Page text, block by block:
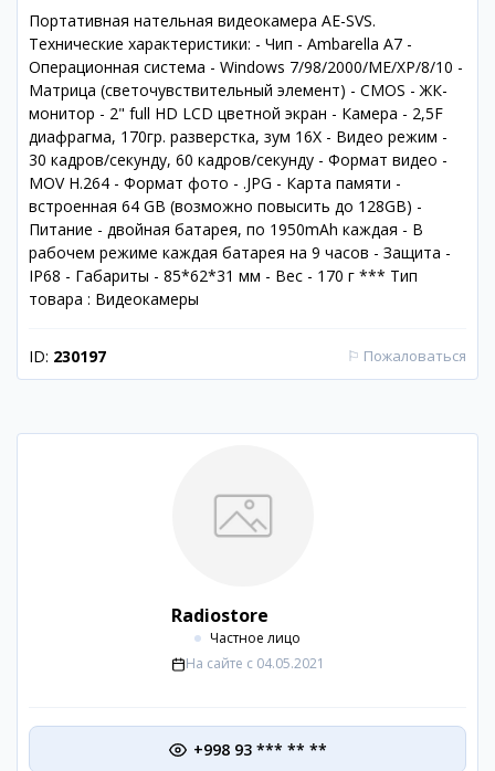
Портативная нательная видеокамера AE-SVS.
Технические характеристики: - Чип - Ambarella A7 -
Операционная система - Windows 7/98/2000/ME/XP/8/10 -
Матрица (светочувствительный элемент) - CMOS - ЖК-
монитор - 2" full HD LCD цветной экран - Камера - 2,5F
диафрагма, 170гр. разверстка, зум 16X - Видео режим -
30 кадров/секунду, 60 кадров/секунду - Формат видео -
MOV H.264 - Формат фото - .JPG - Карта памяти -
встроенная 64 GB (возможно повысить до 128GB) -
Питание - двойная батарея, по 1950mAh каждая - В
рабочем режиме каждая батарея на 9 часов - Защита -
IP68 - Габариты - 85*62*31 мм - Вес - 170 г *** Тип
товара : Видеокамеры
ID: 230197 ⚐ Пожаловаться
Radiostore
Частное лицо
На сайте с 04.05.2021
+998 93 *** ** **